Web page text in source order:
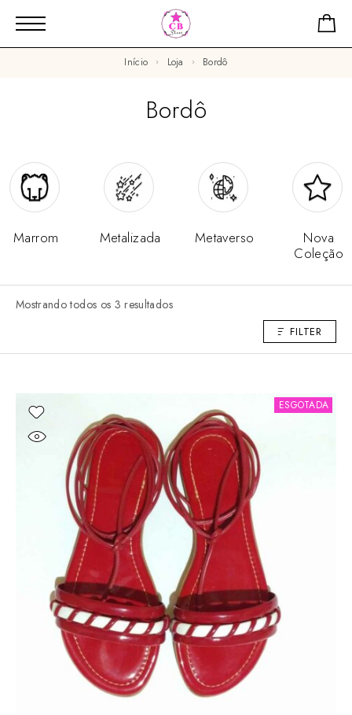
Início Loja Bordô
Bordô
Marrom Metalizada Metaverso
Nova
Coleção
Mostrando todos os 3 resultados
FILTER
ESGOTADA